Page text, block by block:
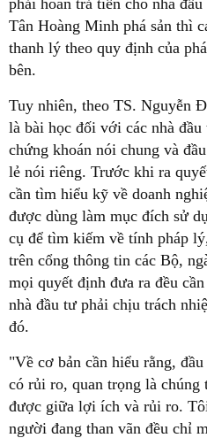
Tân Hoàng Minh phá sản thì
thanh lý theo quy định của
bên.
Tuy nhiên, theo TS. Nguyễn
là bài học đối với các nhà
chứng khoán nói chung và
lẻ nói riêng. Trước khi ra
cần tìm hiểu kỹ về doanh
được dùng làm mục đích sử
cụ để tìm kiếm về tính pháp
trên cổng thông tin các Bộ,
mọi quyết định đưa ra đều
nhà đầu tư phải chịu trách
đó.
"Về cơ bản cần hiểu rằng,
có rủi ro, quan trọng là chúng
được giữa lợi ích và rủi ro.
người đang than vãn đều chỉ